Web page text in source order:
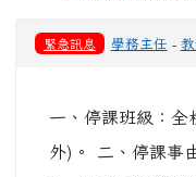
緊急訊息 學務主任 -
一、停課班級：全
外)。 二、停課事